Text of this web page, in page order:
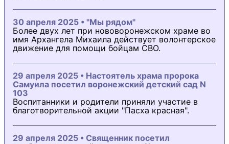
30 апреля 2025 • "Мы рядом"
Более двух лет при нововоронежском храме во
имя Архангела Михаила действует волонтерское
движение для помощи бойцам СВО.
29 апреля 2025 • Настоятель храма пророка
Самуила посетил воронежский детский сад N
103
Воспитанники и родители приняли участие в
благотворительной акции "Пасха красная".
29 апреля 2025 • Священник посетил